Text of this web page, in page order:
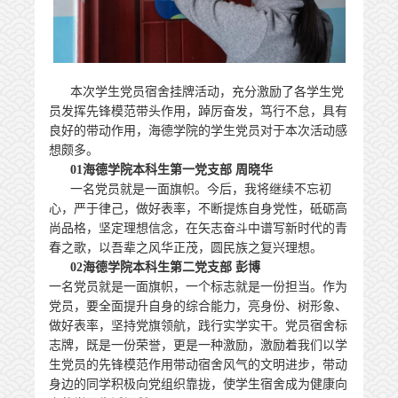
本次学生党员宿舍挂牌活动，充分激励了各学生党
员发挥先锋模范带头作用，踔厉奋发，笃行不怠，具有
良好的带动作用，海德学院的学生党员对于本次活动感
想颇多。
01海德学院本科生第一党支部 周晓华
一名党员就是一面旗帜。今后，我将继续不忘初
心，严于律己，做好表率，不断提炼自身党性，砥砺高
尚品格，坚定理想信念，在矢志奋斗中谱写新时代的青
春之歌，以吾辈之风华正茂，圆民族之复兴理想。
02海德学院本科生第二党支部 彭博
一名党员就是一面旗帜，一个标志就是一份担当。作为
党员，要全面提升自身的综合能力，亮身份、树形象、
做好表率，坚持党旗领航，践行实学实干。党员宿舍标
志牌，既是一份荣誉，更是一种激励，激励着我们以学
生党员的先锋模范作用带动宿舍风气的文明进步，带动
身边的同学积极向党组织靠拢，使学生宿舍成为健康向